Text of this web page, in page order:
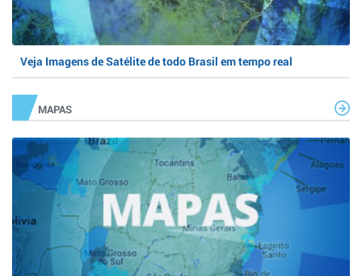
Veja Imagens de Satélite de todo Brasil em tempo real
MAPAS